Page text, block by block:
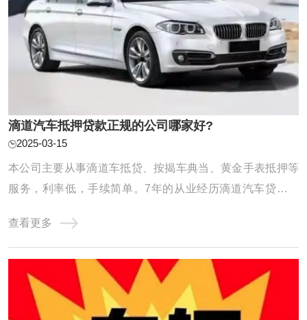
滴道汽车抵押贷款正规的公司哪家好?
2025-03-15
本公司主要从事滴道车抵贷、按揭车典当、黄金手表抵押等
服务，利率低，手续简单。7年的从业经历滴道汽车贷款积
以“客户利益至上”为服务宗旨，为您量身定做便捷、适合的
方案，为广大客户排忧解难，建立了多方位、稳固的渠道合
作关系，成为渠道与客户之间的纽带和桥梁， ...
查看更多